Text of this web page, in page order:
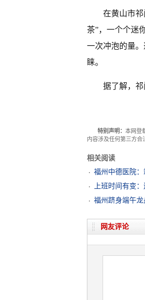
在黄山市
茶”，一个个迷
一次冲泡的量
睐。
据了解，祁
特别声明： 本网登
内容涉及任何第三方合
相关阅读
福州中德医院
上班时间有变
福州跻身端午
网友评论